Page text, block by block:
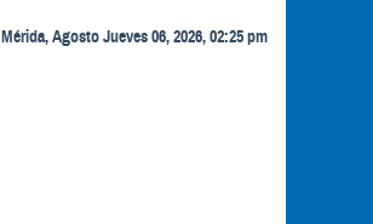
Mérida, Agosto Jueves 06, 2026, 02:25 pm